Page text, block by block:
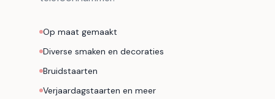
Op maat gemaakt
Diverse smaken en decoraties
Bruidstaarten
Verjaardagstaarten en meer